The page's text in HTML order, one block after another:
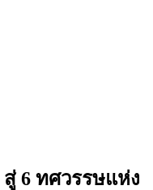
6 ทศวรรษแห่ง